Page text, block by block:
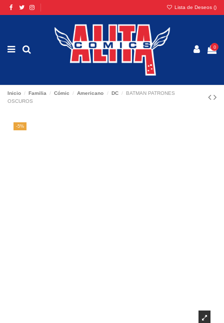
Lista de Deseos ()
0
Inicio Familia Cómic Americano DC
BATMAN PATRONES
OSCUROS
-5%